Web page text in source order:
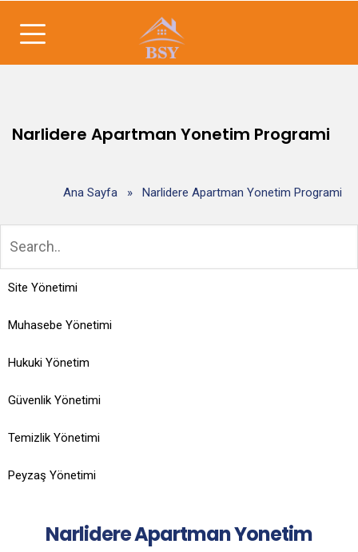
Narlidere Apartman Yonetim Programi
Ana Sayfa » Narlidere Apartman Yonetim Programi
Site Yönetimi
Muhasebe Yönetimi
Hukuki Yönetim
Güvenlik Yönetimi
Temizlik Yönetimi
Peyzaş Yönetimi
NarlidereApartman Yonetim